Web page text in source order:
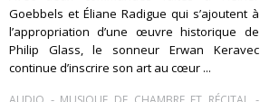
Goebbels et Éliane Radigue qui s’ajoutent à
l’appropriation d’une œuvre historique de
Philip Glass, le sonneur Erwan Keravec
continue d’inscrire son art au cœur ...